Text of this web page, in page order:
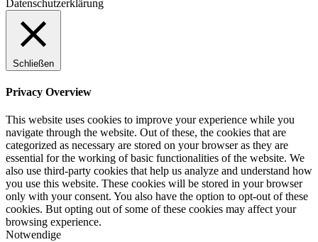
Datenschutzerklärung
Schließen
Privacy Overview
This website uses cookies to improve your experience while you
navigate through the website. Out of these, the cookies that are
categorized as necessary are stored on your browser as they are
essential for the working of basic functionalities of the website. We
also use third-party cookies that help us analyze and understand how
you use this website. These cookies will be stored in your browser
only with your consent. You also have the option to opt-out of these
cookies. But opting out of some of these cookies may affect your
browsing experience.
Notwendige